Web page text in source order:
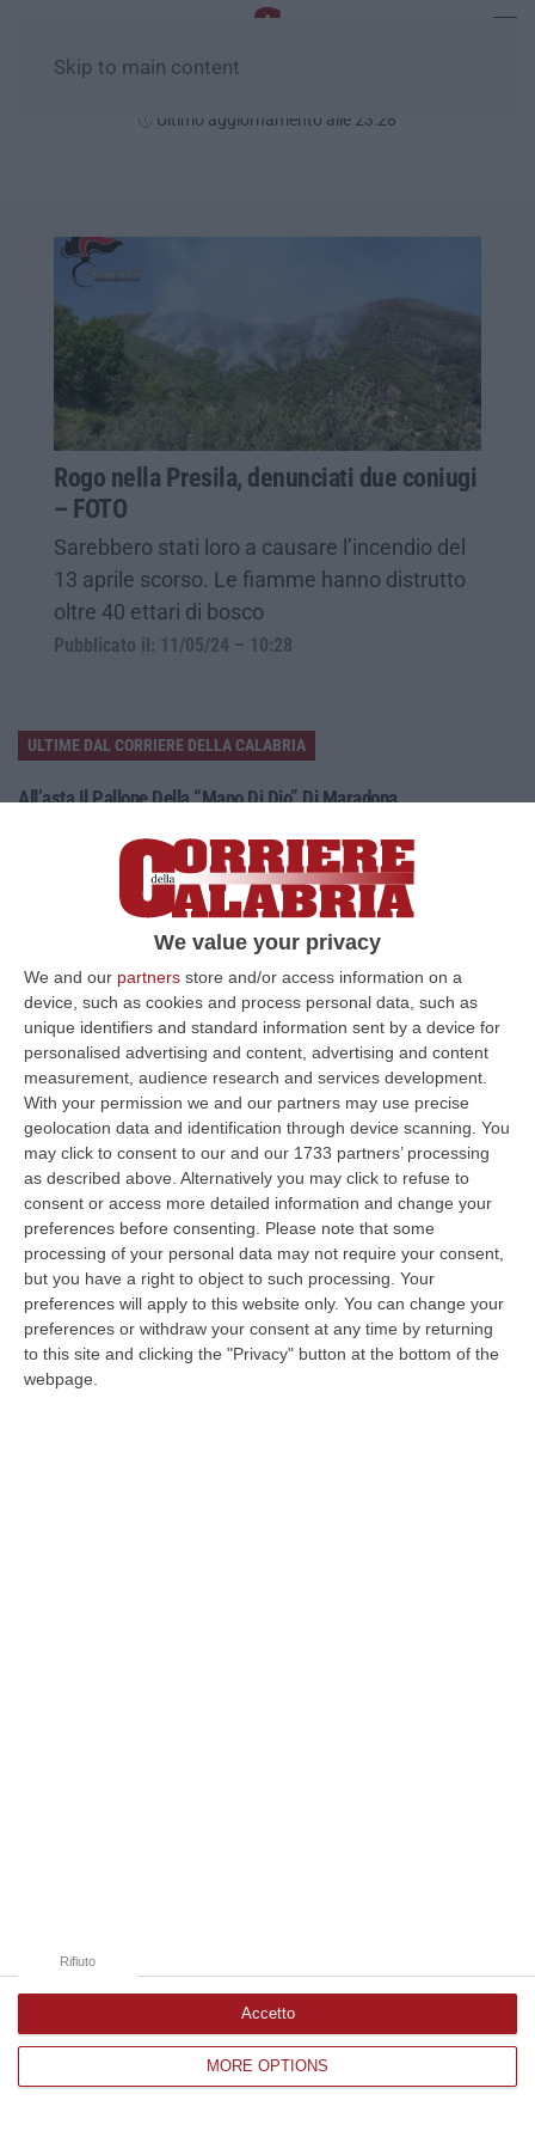
We value your privacy
We and our partners store and/or access information on a
device, such as cookies and process personal data, such as
unique identifiers and standard information sent by a device for
personalised advertising and content, advertising and content
measurement, audience research and services development.
With your permission we and our partners may use precise
geolocation data and identification through device scanning. You
may click to consent to our and our 1733 partners’ processing
as described above. Alternatively you may click to refuse to
consent or access more detailed information and change your
preferences before consenting.
Please note that some
processing of your personal data may not require your consent,
but you have a right to object to such processing. Your
preferences will apply to this website only. You can change your
preferences or withdraw your consent at any time by returning
to this site and clicking the "Privacy" button at the bottom of the
webpage.
MORE OPTIONS
Rifiuto
Accetto
Skip to main content
Ultimo aggiornamento alle 23:28
Rogo nella Presila, denunciati due coniugi
– FOTO
Sarebbero stati loro a causare l’incendio del
13 aprile scorso. Le fiamme hanno distrutto
oltre 40 ettari di bosco
Pubblicato il: 11/05/24 – 10:28
ULTIME DAL CORRIERE DELLA CALABRIA
All’asta Il Pallone Della “mano Di Dio” Di Maradona
vittoria dell’Argentina sull’Inghilterra ai Mondiali del 1986 potrebbe
08 Agosto, 23:28
Milano, Vannacci Candida Il Generale Burgio
“ROMA “La sfida delle grandi città correremo in tutte le grandi città
Milano, Bologna, Roma e Napoli. Ci presenteremo come Futuro
nazionale…
08 Agosto, 22:19
Messina, I “No Ponte” Di Nuovo In Marcia
“MESSINA “Chiediamo che venga chiusa la società Stretto di Messina. La
liquidazione era stata già indicata dal governo Monti nel 2013, e la…
08 Agosto, 21:20
Vinitaly And The City A Reggio: Il Grande Abbraccio Tra Identità
Del Territorio, Storia E Cultura – FOTO
“REGGIO CALABRIA Vinitaly and the City arriva a Reggio Calabria. Dopo il
successo dell’edizione di Sibari, dove la manifestazione ha fatto s…
08 Agosto, 20:47
Corriere delle Calabria è una testata giornalistica di News&Com S.r.l